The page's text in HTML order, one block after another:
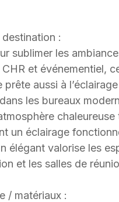
en termes de
développer des
d’une feuille blanche,
et ajusté selon les
:
sublimer les
et événementiel,
prête aussi à l’éclairage
les bureaux
chaleureuse
un éclairage
élégant valorise les
et les salles de
/ matériaux :